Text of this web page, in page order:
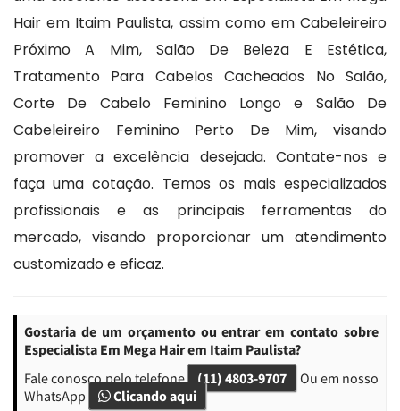
Hair em Itaim Paulista, assim como em Cabeleireiro
Próximo A Mim, Salão De Beleza E Estética,
Tratamento Para Cabelos Cacheados No Salão,
Corte De Cabelo Feminino Longo e Salão De
Cabeleireiro Feminino Perto De Mim, visando
promover a excelência desejada. Contate-nos e
faça uma cotação. Temos os mais especializados
profissionais e as principais ferramentas do
mercado, visando proporcionar um atendimento
customizado e eficaz.
Gostaria de um orçamento ou entrar em contato sobre
Especialista Em Mega Hair em Itaim Paulista?
Fale conosco pelo telefone (11) 4803-9707
Ou em nosso
WhatsApp
Clicando aqui